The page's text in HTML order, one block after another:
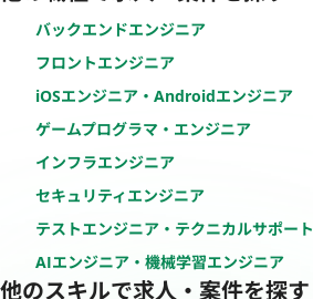
バックエンドエンジニア
フロントエンジニア
iOSエンジニア・Androidエンジニア
ゲームプログラマ・エンジニア
インフラエンジニア
セキュリティエンジニア
テストエンジニア・テクニカルサポート
AIエンジニア・機械学習エンジニア
他のスキルで求人・案件を探す